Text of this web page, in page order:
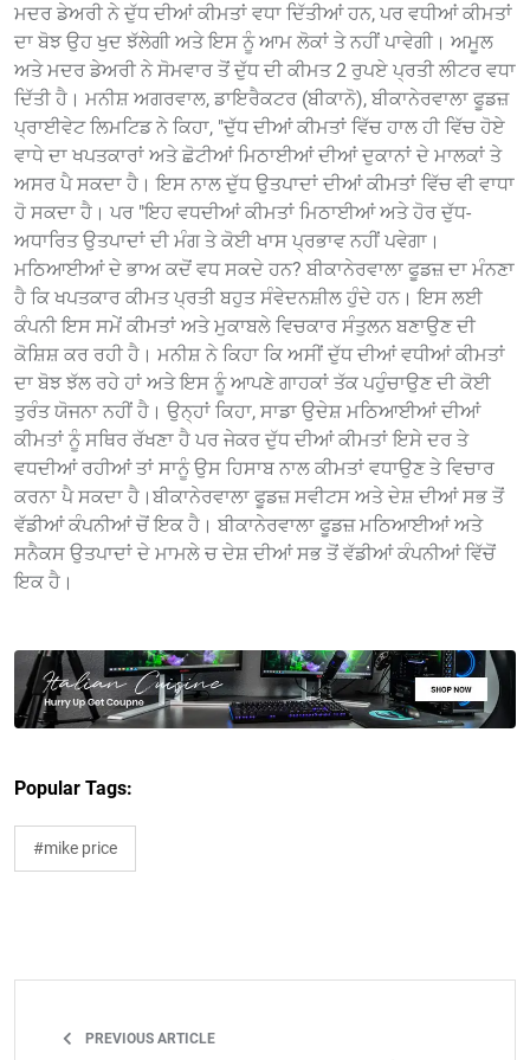
ਮਦਰ ਡੇਅਰੀ ਨੇ ਦੁੱਧ ਦੀਆਂ ਕੀਮਤਾਂ ਵਧਾ ਦਿੱਤੀਆਂ ਹਨ, ਪਰ ਵਧੀਆਂ ਕੀਮਤਾਂ
ਦਾ ਬੋਝ ਉਹ ਖੁਦ ਝੱਲੇਗੀ ਅਤੇ ਇਸ ਨੂੰ ਆਮ ਲੋਕਾਂ ਤੇ ਨਹੀਂ ਪਾਵੇਗੀ। ਅਮੂਲ
ਅਤੇ ਮਦਰ ਡੇਅਰੀ ਨੇ ਸੋਮਵਾਰ ਤੋਂ ਦੁੱਧ ਦੀ ਕੀਮਤ 2 ਰੁਪਏ ਪ੍ਰਤੀ ਲੀਟਰ ਵਧਾ
ਦਿੱਤੀ ਹੈ। ਮਨੀਸ਼ ਅਗਰਵਾਲ, ਡਾਇਰੈਕਟਰ (ਬੀਕਾਨੋ), ਬੀਕਾਨੇਰਵਾਲਾ ਫੂਡਜ਼
ਪ੍ਰਾਈਵੇਟ ਲਿਮਟਿਡ ਨੇ ਕਿਹਾ, "ਦੁੱਧ ਦੀਆਂ ਕੀਮਤਾਂ ਵਿੱਚ ਹਾਲ ਹੀ ਵਿੱਚ ਹੋਏ
ਵਾਧੇ ਦਾ ਖਪਤਕਾਰਾਂ ਅਤੇ ਛੋਟੀਆਂ ਮਿਠਾਈਆਂ ਦੀਆਂ ਦੁਕਾਨਾਂ ਦੇ ਮਾਲਕਾਂ ਤੇ
ਅਸਰ ਪੈ ਸਕਦਾ ਹੈ। ਇਸ ਨਾਲ ਦੁੱਧ ਉਤਪਾਦਾਂ ਦੀਆਂ ਕੀਮਤਾਂ ਵਿੱਚ ਵੀ ਵਾਧਾ
ਹੋ ਸਕਦਾ ਹੈ। ਪਰ "ਇਹ ਵਧਦੀਆਂ ਕੀਮਤਾਂ ਮਿਠਾਈਆਂ ਅਤੇ ਹੋਰ ਦੁੱਧ-
ਅਧਾਰਿਤ ਉਤਪਾਦਾਂ ਦੀ ਮੰਗ ਤੇ ਕੋਈ ਖਾਸ ਪ੍ਰਭਾਵ ਨਹੀਂ ਪਵੇਗਾ।
ਮਠਿਆਈਆਂ ਦੇ ਭਾਅ ਕਦੋਂ ਵਧ ਸਕਦੇ ਹਨ? ਬੀਕਾਨੇਰਵਾਲਾ ਫੂਡਜ਼ ਦਾ ਮੰਨਣਾ
ਹੈ ਕਿ ਖਪਤਕਾਰ ਕੀਮਤ ਪ੍ਰਤੀ ਬਹੁਤ ਸੰਵੇਦਨਸ਼ੀਲ ਹੁੰਦੇ ਹਨ। ਇਸ ਲਈ
ਕੰਪਨੀ ਇਸ ਸਮੇਂ ਕੀਮਤਾਂ ਅਤੇ ਮੁਕਾਬਲੇ ਵਿਚਕਾਰ ਸੰਤੁਲਨ ਬਣਾਉਣ ਦੀ
ਕੋਸ਼ਿਸ਼ ਕਰ ਰਹੀ ਹੈ। ਮਨੀਸ਼ ਨੇ ਕਿਹਾ ਕਿ ਅਸੀਂ ਦੁੱਧ ਦੀਆਂ ਵਧੀਆਂ ਕੀਮਤਾਂ
ਦਾ ਬੋਝ ਝੱਲ ਰਹੇ ਹਾਂ ਅਤੇ ਇਸ ਨੂੰ ਆਪਣੇ ਗਾਹਕਾਂ ਤੱਕ ਪਹੁੰਚਾਉਣ ਦੀ ਕੋਈ
ਤੁਰੰਤ ਯੋਜਨਾ ਨਹੀਂ ਹੈ। ਉਨ੍ਹਾਂ ਕਿਹਾ, ਸਾਡਾ ਉਦੇਸ਼ ਮਠਿਆਈਆਂ ਦੀਆਂ
ਕੀਮਤਾਂ ਨੂੰ ਸਥਿਰ ਰੱਖਣਾ ਹੈ ਪਰ ਜੇਕਰ ਦੁੱਧ ਦੀਆਂ ਕੀਮਤਾਂ ਇਸੇ ਦਰ ਤੇ
ਵਧਦੀਆਂ ਰਹੀਆਂ ਤਾਂ ਸਾਨੂੰ ਉਸ ਹਿਸਾਬ ਨਾਲ ਕੀਮਤਾਂ ਵਧਾਉਣ ਤੇ ਵਿਚਾਰ
ਕਰਨਾ ਪੈ ਸਕਦਾ ਹੈ।ਬੀਕਾਨੇਰਵਾਲਾ ਫੂਡਜ਼ ਸਵੀਟਸ ਅਤੇ ਦੇਸ਼ ਦੀਆਂ ਸਭ ਤੋਂ
ਵੱਡੀਆਂ ਕੰਪਨੀਆਂ ਚੋਂ ਇਕ ਹੈ। ਬੀਕਾਨੇਰਵਾਲਾ ਫੂਡਜ਼ ਮਠਿਆਈਆਂ ਅਤੇ
ਸਨੈਕਸ ਉਤਪਾਦਾਂ ਦੇ ਮਾਮਲੇ ਚ ਦੇਸ਼ ਦੀਆਂ ਸਭ ਤੋਂ ਵੱਡੀਆਂ ਕੰਪਨੀਆਂ ਵਿੱਚੋਂ
ਇਕ ਹੈ।
Popular Tags:
#mike price
PREVIOUS ARTICLE